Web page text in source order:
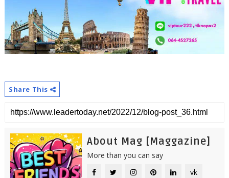
Share This
About Mag [Maggazine]
More than you can say
vk